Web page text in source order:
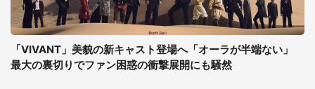
「VIVANT」美貌の新キャスト登場へ「オーラが半端ない」
最大の裏切りでファン困惑の衝撃展開にも騒然